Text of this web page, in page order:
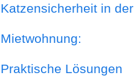
Katzensicherheit in der
Mietwohnung:
Praktische Lösungen